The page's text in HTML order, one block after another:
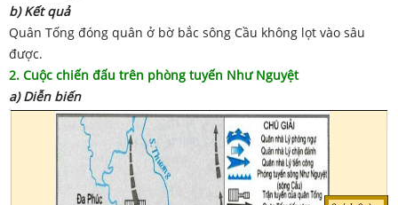
b) Kết quả
Quân Tống đóng quân ở bờ bắc sông Cầu không lọt vào sâu
được.
2. Cuộc chiến đấu trên phòng tuyến Như Nguyệt
a) Diễn biến